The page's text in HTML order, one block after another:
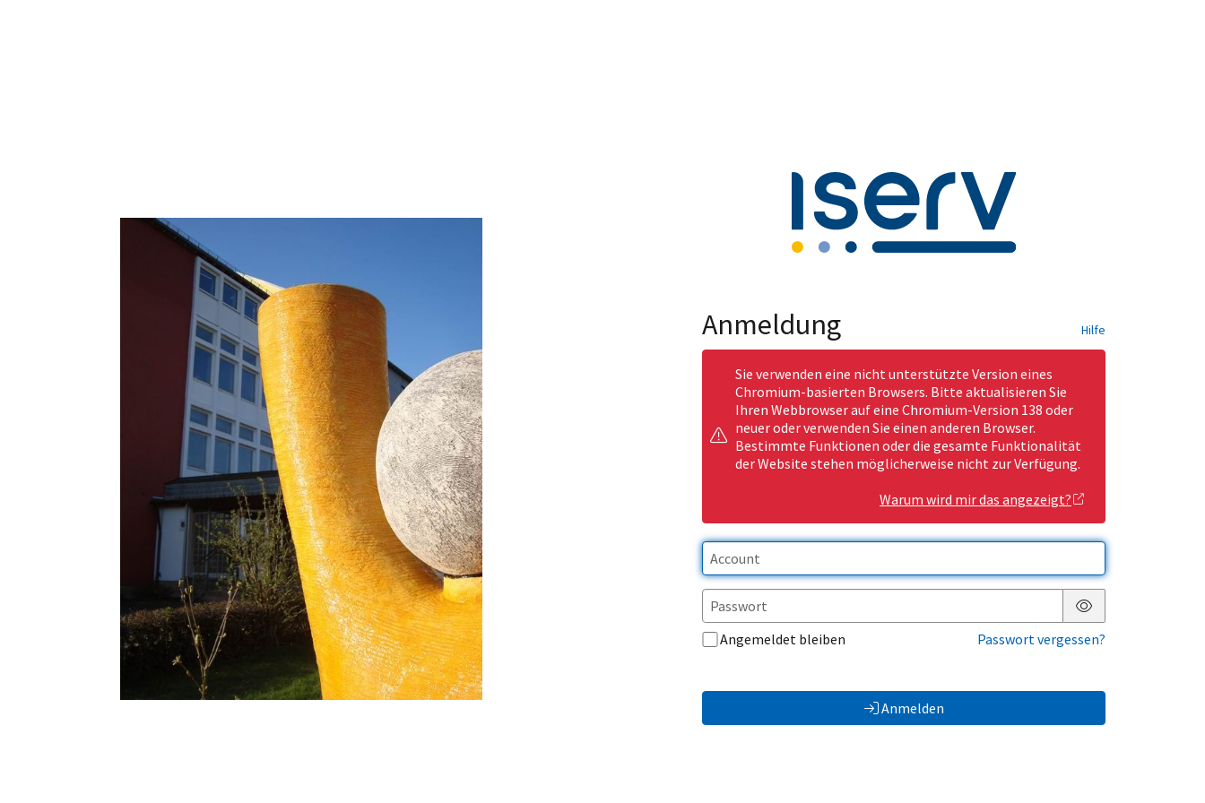
Anmeldung Hilfe
Sie verwenden eine nicht unterstützte Version eines
Chromium-basierten Browsers. Bitte aktualisieren Sie
Ihren Webbrowser auf eine Chromium-Version 138 oder
neuer oder verwenden Sie einen anderen Browser.
Bestimmte Funktionen oder die gesamte Funktionalität
der Website stehen möglicherweise nicht zur Verfügung.
Warum wird mir das angezeigt?
Passwort anzeigen
Angemeldet bleiben
Passwort vergessen?
Anmelden